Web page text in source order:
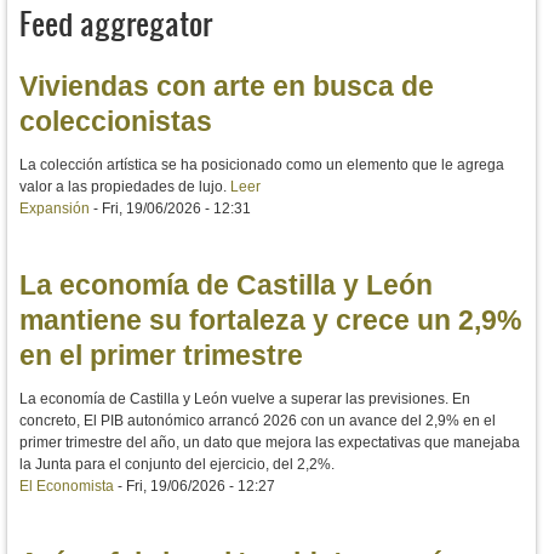
Feed aggregator
Viviendas con arte en busca de
coleccionistas
La colección artística se ha posicionado como un elemento que le agrega
valor a las propiedades de lujo. Leer
Expansión - Fri, 19/06/2026 - 12:31
La economía de Castilla y León
mantiene su fortaleza y crece un 2,9%
en el primer trimestre
La economía de Castilla y León vuelve a superar las previsiones. En
concreto, El PIB autonómico arrancó 2026 con un avance del 2,9% en el
primer trimestre del año, un dato que mejora las expectativas que manejaba
la Junta para el conjunto del ejercicio, del 2,2%.
El Economista - Fri, 19/06/2026 - 12:27